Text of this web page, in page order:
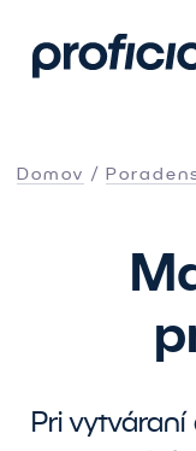
Domov
Pri